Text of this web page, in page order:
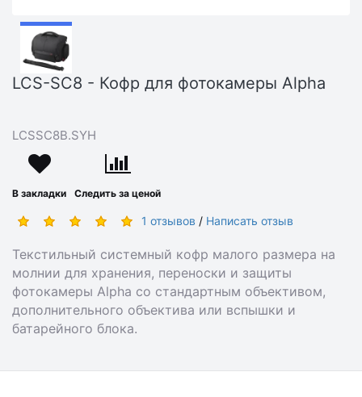
LCS-SC8 - Кофр для фотокамеры Alpha
LCSSC8B.SYH
В закладки Следить за ценой
1 отзывов / Написать отзыв
Текстильный системный кофр малого размера на
молнии для хранения, переноски и защиты
фотокамеры Alpha со стандартным объективом,
дополнительного объектива или вспышки и
батарейного блока.